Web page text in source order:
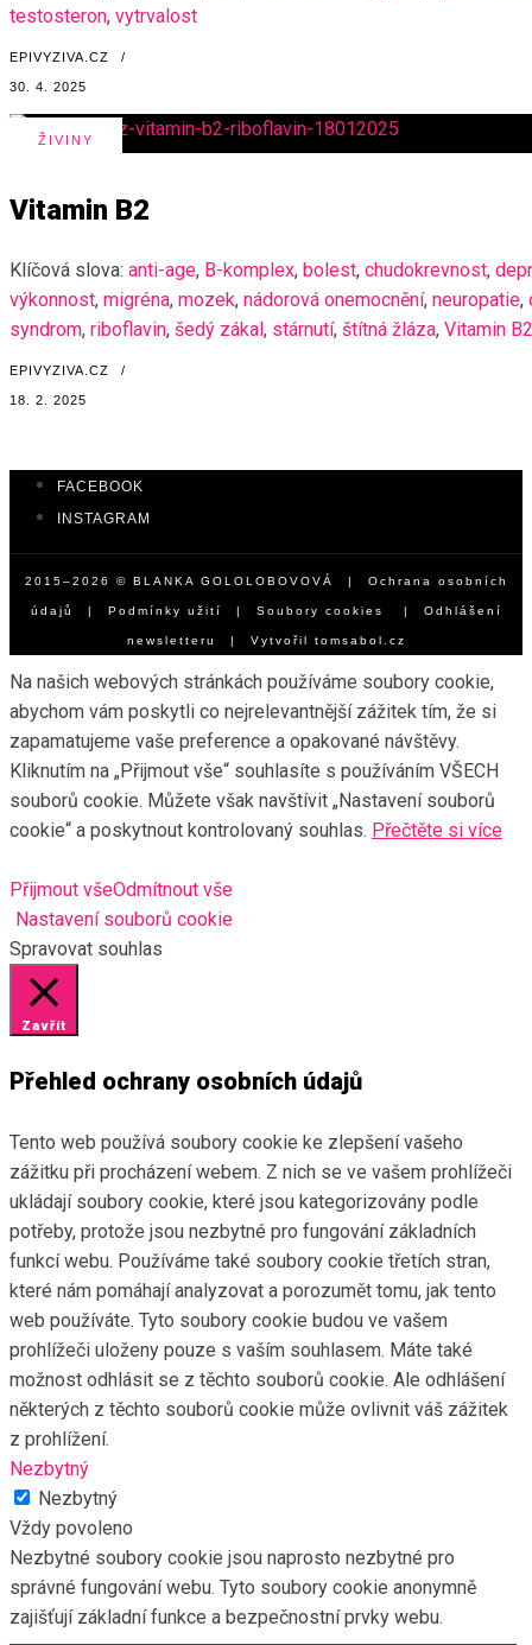
testosteron, vytrvalost
EPIVYZIVA.CZ /
30. 4. 2025
ŽIVINY
Vitamin B2
Klíčová slova: anti-age, B-komplex, bolest, chudokrevnost,
výkonnost, migréna, mozek, nádorová onemocnění, neuropatie,
syndrom, riboflavin, šedý zákal, stárnutí, štítná žláza, Vitamin B2
EPIVYZIVA.CZ /
18. 2. 2025
FACEBOOK
INSTAGRAM
2015–2026 © BLANKA GOLOLOBOVOVÁ | Ochrana osobních
údajů | Podmínky užití | Soubory cookies | Odhlášení
newsletteru | Vytvořil tomsabol.cz
Na našich webových stránkách používáme soubory cookie,
abychom vám poskytli co nejrelevantnější zážitek tím, že si
zapamatujeme vaše preference a opakované návštěvy.
Kliknutím na „Přijmout vše“ souhlasíte s používáním VŠECH
souborů cookie. Můžete však navštívit „Nastavení souborů
cookie“ a poskytnout kontrolovaný souhlas. Přečtěte si více
Přijmout všeOdmítnout vše
Nastavení souborů cookie
Spravovat souhlas
Zavřít
Přehled ochrany osobních údajů
Tento web používá soubory cookie ke zlepšení vašeho
zážitku při procházení webem. Z nich se ve vašem prohlížeči
ukládají soubory cookie, které jsou kategorizovány podle
potřeby, protože jsou nezbytné pro fungování základních
funkcí webu. Používáme také soubory cookie třetích stran,
které nám pomáhají analyzovat a porozumět tomu, jak tento
web používáte. Tyto soubory cookie budou ve vašem
prohlížeči uloženy pouze s vaším souhlasem. Máte také
možnost odhlásit se z těchto souborů cookie. Ale odhlášení
některých z těchto souborů cookie může ovlivnit váš zážitek
z prohlížení.
Nezbytný
Nezbytný
Vždy povoleno
Nezbytné soubory cookie jsou naprosto nezbytné pro
správné fungování webu. Tyto soubory cookie anonymně
zajišťují základní funkce a bezpečnostní prvky webu.